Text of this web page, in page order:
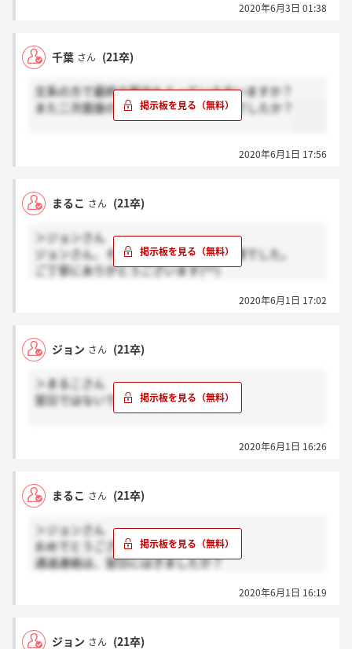
人の方がメモを取っているような感じでした^_^質問
なものが多かったです。頑張ってください～～(^^)
2020年6月3日 01:38
千葉 さん (21卒)
文系の方で最終の案内もらっている方いますか？
また二次面接の雰囲気は、硬めな感じでしたか？
2020年6月1日 17:56
まるこ さん (21卒)
＞ジョンさん
ジョンさん、そうなんですね、お疲れ様でした。
ご丁寧にありがとうございます(^^)
で次の連絡がないのかと不安になっていました(・・;)
筆記試験頑張ってください！
2020年6月1日 17:02
ジョン さん (21卒)
＞まるこさん
翌日ではないです！
2020年6月1日 16:26
まるこ さん (21卒)
＞ジョンさん
おめでとうございます～(^^)
通過連絡は、翌日にはきましたか？
2020年6月1日 16:19
ジョン さん (21卒)